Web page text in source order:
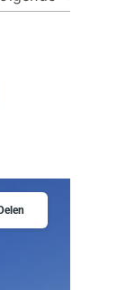
Delen